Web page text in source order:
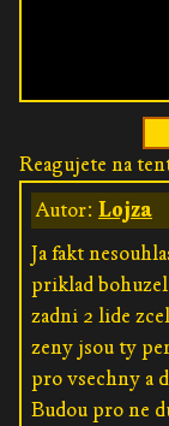
Reagujete na
Autor: Lojza
Ja fakt
priklad
zadni 2 lide
zeny jsou ty
pro vsechny a
Budou pro ne